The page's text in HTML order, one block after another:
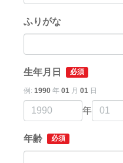
ふりがな
生年月日 必須
例: 1990 年 01 月 01 日
年
年齢 必須